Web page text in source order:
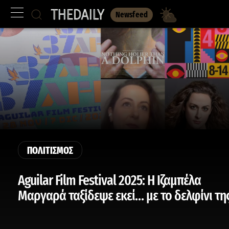
Newsfeed
ΠΟΛΙΤΙΣΜΟΣ
Aguilar Film Festival 2025: H Ιζαμπέλα
Μαργαρά ταξίδεψε εκεί… με το δελφίνι